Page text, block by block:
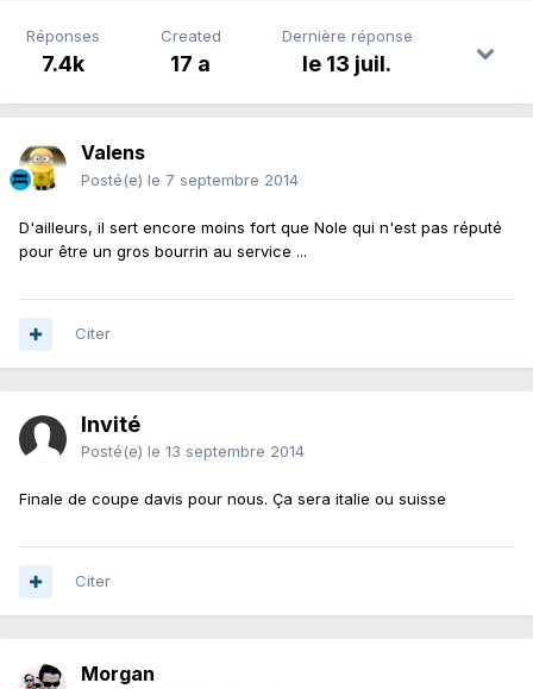
Réponses
7.4k
Created
17 a
Dernière réponse
le 13 juil.
Valens
Posté(e) le 7 septembre 2014
D'ailleurs, il sert encore moins fort que Nole qui n'est pas réputé
pour être un gros bourrin au service ...
Citer
Invité
Posté(e) le 13 septembre 2014
Finale de coupe davis pour nous. Ça sera italie ou suisse
Citer
Morgan